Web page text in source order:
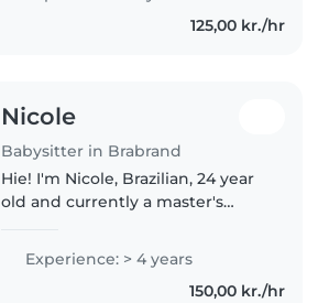
selv 2 mindre søskende på 6 og
125,00 kr./hr
Nicole
Babysitter in Brabrand
Hie! I'm Nicole, Brazilian, 24 year
old and currently a master's
about kids and my experience
with little ones include 2 years of
Experience: > 4 years
150,00 kr./hr